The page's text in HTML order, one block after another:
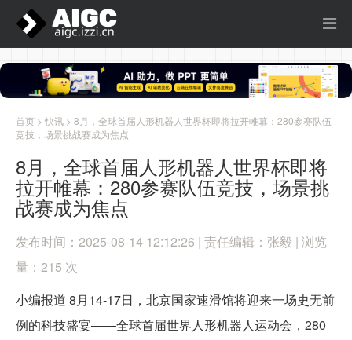
首页 > 快讯 > 8月，全球首届人形机器人世界杯即将拉开帷幕：280参赛队伍
竞技，场景挑战赛成为焦点
8月，全球首届人形机器人世界杯即将
拉开帷幕：280参赛队伍竞技，场景挑
战赛成为焦点
发布时间：2025-08-14 12:12:26 | 责任编辑：张毅 | 浏览
量：215 次
小编报道 8月14-17日，北京国家速滑馆将迎来一场史无前
例的科技盛宴——全球首届世界人形机器人运动会，280